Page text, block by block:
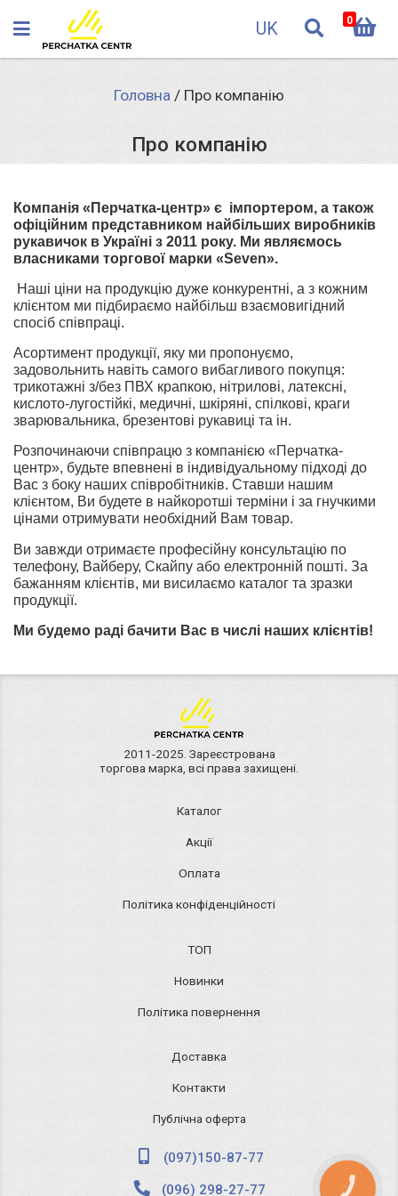
UK 0
Головна / Про компанію
Про компанію
Компанія «Перчатка-центр» є імпортером, а також
офіційним представником найбільших виробників
рукавичок в Україні з 2011 року. Ми являємось
власниками торгової марки «Seven».
Наші ціни на продукцію дуже конкурентні, а з кожним
клієнтом ми підбираємо найбільш взаємовигідний
спосіб співпраці.
Асортимент продукції, яку ми пропонуємо,
задовольнить навіть самого вибагливого покупця:
трикотажні з/без ПВХ крапкою, нітрилові, латексні,
кислото-лугостійкі, медичні, шкіряні, спілкові, краги
зварювальника, брезентові рукавиці та ін.
Розпочинаючи співпрацю з компанією «Перчатка-
центр», будьте впевнені в індивідуальному підході до
Вас з боку наших співробітників. Ставши нашим
клієнтом, Ви будете в найкоротші терміни і за гнучкими
цінами отримувати необхідний Вам товар.
Ви завжди отримаєте професійну консультацію по
телефону, Вайберу, Скайпу або електронній пошті. За
бажанням клієнтів, ми висилаємо каталог та зразки
продукції.
Ми будемо раді бачити Вас в числі наших клієнтів!
2011-2025. Зареєстрована
торгова марка, всі права захищені.
Каталог
Акції
Оплата
Політика конфіденційності
ТОП
Новинки
Політика повернення
Доставка
Контакти
Публічна оферта
(097)150-87-77
(096) 298-27-77
КНОПКА
ЗВ'ЯЗКУ